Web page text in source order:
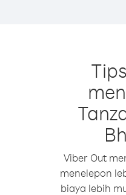
Viber Out
menelepon
biaya lebih